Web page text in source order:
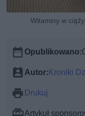
Witaminy w
Opublikowano:
Autor:Kroniki
Drukuj
Artykuł